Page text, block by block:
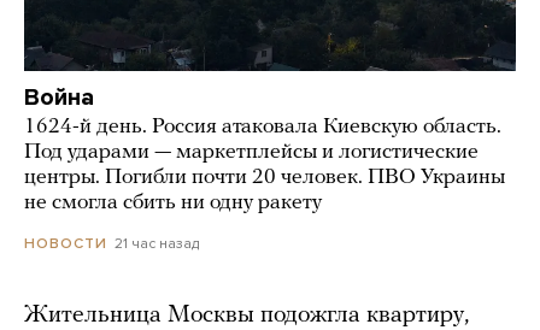
Война
1624-й день. Россия атаковала Киевскую область.
Под ударами — маркетплейсы и логистические
центры. Погибли почти 20 человек. ПВО Украины
не смогла сбить ни одну ракету
НОВОСТИ 21 час назад
Жительница Москвы подожгла квартиру,